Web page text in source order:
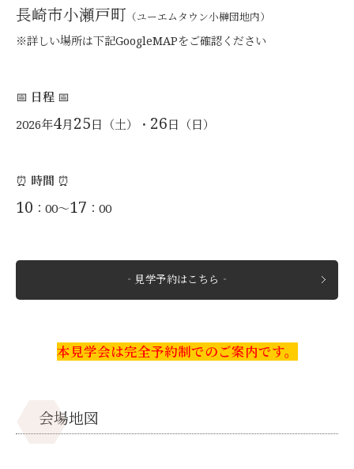
長崎市小瀬戸町 （ユーエムタウン小榊団地内）
※詳しい場所は下記GoogleMAPをご確認ください
📅 日程 📅
2026年4月 25日（土）・ 26日（日）
⏰ 時間 ⏰
10 ：00～17 ：00
‐見学予約はこちら‐
本見学会は完全予約制でのご案内です。
会場地図